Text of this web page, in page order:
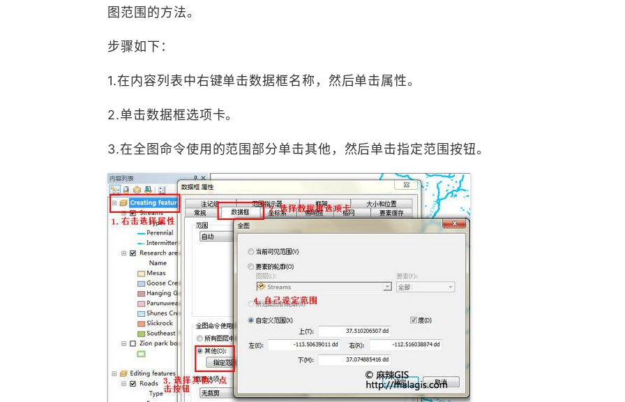
图范围的方法。
步骤如下：
1.在内容列表中右键单击数据框名称，然后单击属性。
2.单击数据框选项卡。
3.在全图命令使用的范围部分单击其他，然后单击指定范围按钮。